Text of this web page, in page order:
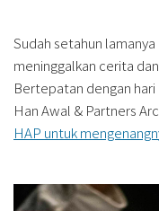
Sudah setahun
meninggalkan cerita
Bertepatan dengan
Han Awal & Partners
HAP untuk